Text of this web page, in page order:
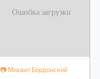
📷 Михаил Бордонский